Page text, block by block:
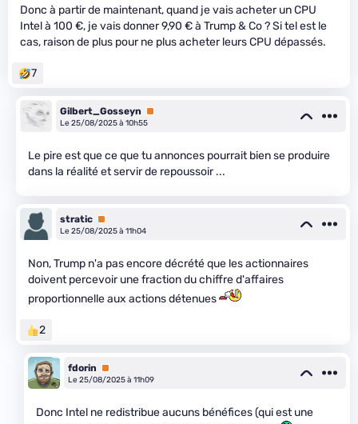
Donc à partir de maintenant, quand je vais acheter un CPU
Intel à 100 €, je vais donner 9,90 € à Trump & Co ? Si tel est le
cas, raison de plus pour ne plus acheter leurs CPU dépassés.
7
Gilbert_Gosseyn
Premium
Le 25/08/2025 à 10h55
Le pire est que ce que tu annonces pourrait bien se produire
dans la réalité et servir de repoussoir ...
stratic Premium
Le 25/08/2025 à 11h04
Non, Trump n'a pas encore décrété que les actionnaires
doivent percevoir une fraction du chiffre d'affaires
proportionnelle aux actions détenues
2
fdorin
Premium
Le 25/08/2025 à 11h09
Donc Intel ne redistribue aucuns bénéfices (qui est une